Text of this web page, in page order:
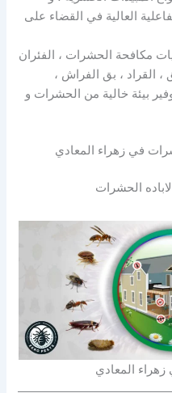
العالية في القضاء على
مكافحة الحشرات ، الفئران
، القراد ، بق الفراش ،
بيئة خالية من الحشرات و
في زهراء المعادي
المعادي